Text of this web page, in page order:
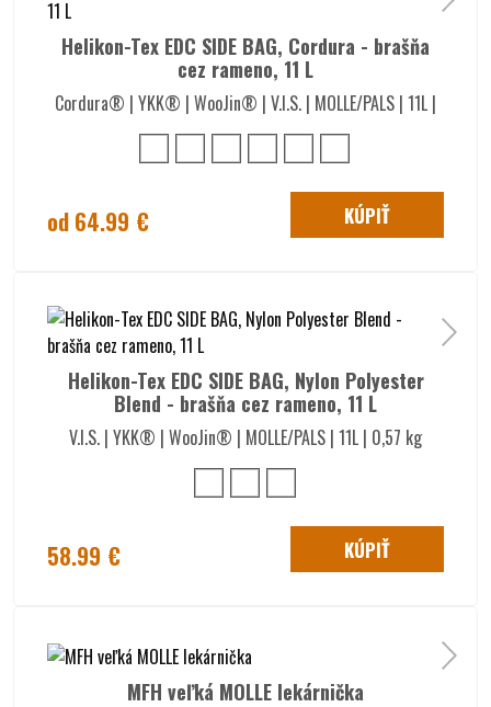
Helikon-Tex EDC SIDE BAG, Cordura - brašňa
cez rameno, 11 L
Cordura® | YKK® | WooJin® | V.I.S. | MOLLE/PALS | 11L |
od 64.99 € KÚPIŤ
Helikon-Tex EDC SIDE BAG, Nylon Polyester
Blend - brašňa cez rameno, 11 L
V.I.S. | YKK® | WooJin® | MOLLE/PALS | 11L | 0,57 kg
58.99 € KÚPIŤ
MFH veľká MOLLE lekárnička